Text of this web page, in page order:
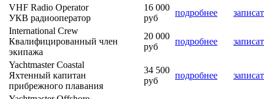
VHF Radio Operator
УКВ радиооператор
16 000
руб
подробнее
International Crew
Квалифицированный член
экипажа
20 000
руб
подробнее
Yachtmaster Coastal
Яхтенный капитан
прибрежного плавания
34 500
руб
подробнее